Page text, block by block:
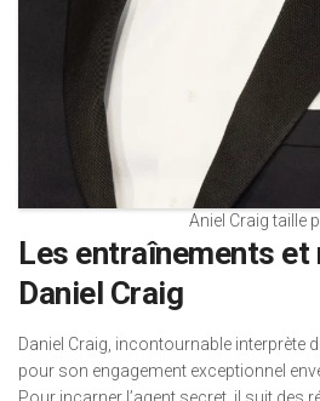
Aniel Craig taille
Les entraînements et
Daniel Craig
Daniel Craig, incontournable interprète
pour son engagement exceptionnel